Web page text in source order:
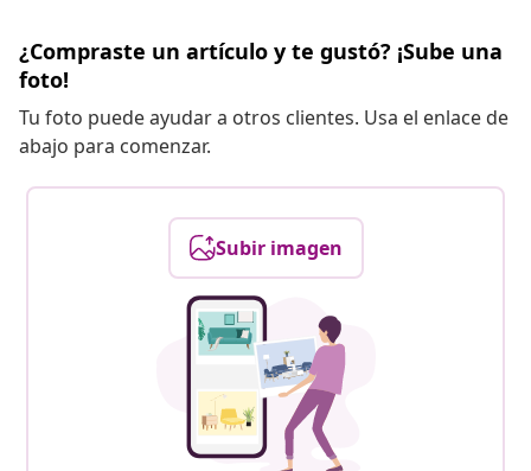
¿Compraste un artículo y te gustó? ¡Sube una
foto!
Tu foto puede ayudar a otros clientes. Usa el enlace de
abajo para comenzar.
Subir imagen